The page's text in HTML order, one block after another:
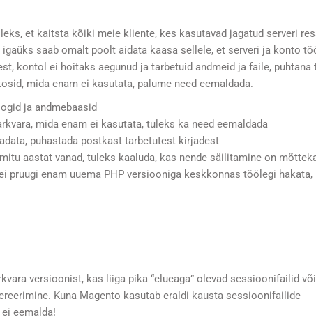
et kaitsta kõiki meie kliente, kes kasutavad jagatud serveri
igaüks saab omalt poolt aidata kaasa sellele, et serveri ja konto
kontol ei hoitaks aegunud ja tarbetuid andmeid ja faile, puhtana
mida enam ei kasutata, palume need eemaldada.
ja andmebaasid
mida enam ei kasutata, tuleks ka need eemaldada
puhastada postkast tarbetutest kirjadest
aastat vanad, tuleks kaaluda, kas nende säilitamine on
pruugi enam uuema PHP versiooniga keskkonnas töölegi hakata,
versioonist, kas liiga pika “elueaga” olevad sessioonifailid või
Kuna Magento kasutab eraldi kausta sessioonifailide
eemalda!